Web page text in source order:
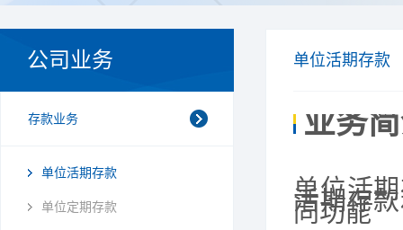
公司业务
存款业务
单位活期存款
单位定期存款
单位活期存款
业务
单位活
活期存
同功能